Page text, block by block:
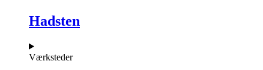
Hadsten
Værksteder